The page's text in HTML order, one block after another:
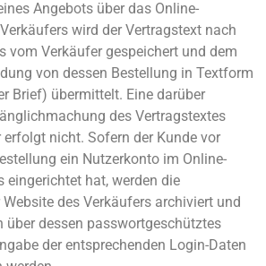
Angebots über das Online-
wird der Vertragstext nach
vom Verkäufer gespeichert und dem
von dessen Bestellung in Textform
Brief) übermittelt. Eine darüber
des Vertragstextes
nicht. Sofern der Kunde vor
ein Nutzerkonto im Online-
eingerichtet hat, werden die
des Verkäufers archiviert und
über dessen passwortgeschütztes
der entsprechenden Login-Daten